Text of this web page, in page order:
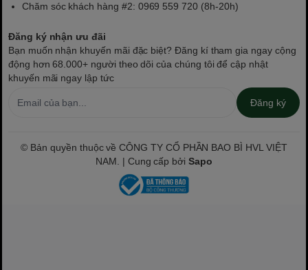
Chăm sóc khách hàng #2: 0969 559 720 (8h-20h)
Đăng ký nhận ưu đãi
Bạn muốn nhận khuyến mãi đặc biệt? Đăng kí tham gia ngay cộng
động hơn 68.000+ người theo dõi của chúng tôi để cập nhật
khuyến mãi ngay lập tức
Đăng ký
© Bản quyền thuộc về CÔNG TY CỔ PHẦN BAO BÌ HVL VIỆT
NAM. | Cung cấp bởiSapo